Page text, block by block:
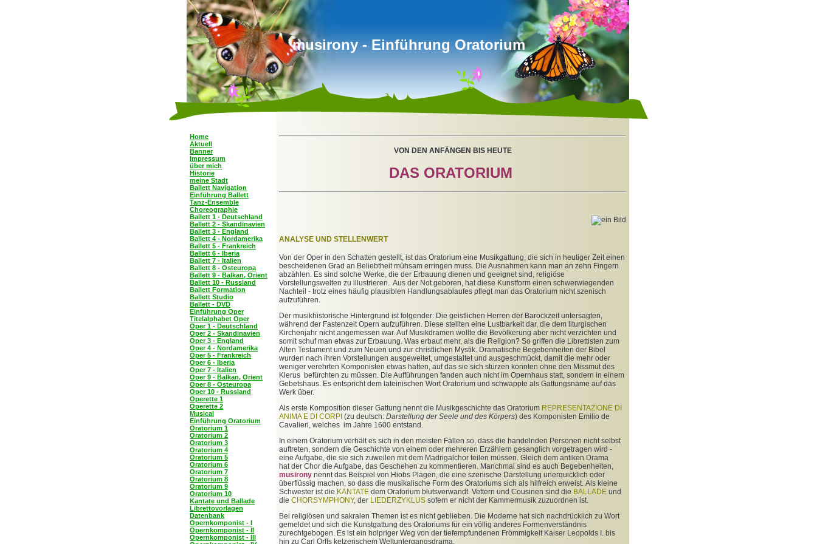
musirony - Einführung Oratorium
Home
Aktuell
Banner
Impressum
über mich
Historie
meine Stadt
Ballett Navigation
Einführung Ballett
Tanz-Ensemble
Choreographie
Ballett 1 - Deutschland
Ballett 2 - Skandinavien
Ballett 3 - England
Ballett 4 - Nordamerika
Ballett 5 - Frankreich
Ballett 6 - Iberia
Ballett 7 - Italien
Ballett 8 - Osteuropa
Ballett 9 - Balkan, Orient
Ballett 10 - Russland
Ballett Formation
Ballett Studio
Ballett - DVD
Einführung Oper
Titelalphabet Oper
Oper 1 - Deutschland
Oper 2 - Skandinavien
Oper 3 - England
Oper 4 - Nordamerika
Oper 5 - Frankreich
Oper 6 - Iberia
Oper 7 - Italien
Oper 9 - Balkan, Orient
Oper 8 - Osteuropa
Oper 10 - Russland
Operette 1
Operette 2
Musical
Einführung Oratorium
Oratorium 1
Oratorium 2
Oratorium 3
Oratorium 4
Oratorium 5
Oratorium 6
Oratorium 7
Oratorium 8
Oratorium 9
Oratorium 10
Kantate und Ballade
Librettovorlagen
Datenbank
Opernkomponist - I
Opernkomponist - II
Opernkomponist - III
VON DEN ANFÄNGEN BIS HEUTE
DAS ORATORIUM
ANALYSE UND STELLENWERT
Von der Oper in den Schatten gestellt, ist das Oratorium eine Musikgattung, die sich in heutiger Zeit einen
bescheidenen Grad an Beliebtheit mühsam erringen muss. Die Ausnahmen kann man an zehn Fingern
abzählen. Es sind solche Werke, die der Erbauung dienen und geeignet sind, religiöse
Vorstellungswelten zu illustrieren. Aus der Not geboren, hat diese Kunstform einen schwerwiegenden
Nachteil - trotz eines häufig plausiblen Handlungsablaufes pflegt man das Oratorium nicht szenisch
aufzuführen.
Der musikhistorische Hintergrund ist folgender: Die geistlichen Herren der Barockzeit untersagten,
während der Fastenzeit Opern aufzuführen. Diese stellten eine Lustbarkeit dar, die dem liturgischen
Kirchenjahr nicht angemessen war. Auf Musikdramen wollte die Bevölkerung aber nicht verzichten und
somit schuf man etwas zur Erbauung. Was erbaut mehr, als die Religion? So griffen die Librettisten zum
Alten Testament und zum Neuen und zur christlichen Mystik. Dramatische Begebenheiten der Bibel
wurden nach ihren Vorstellungen ausgeweitet, umgestaltet und ausgeschmückt, damit die mehr oder
weniger verehrten Komponisten etwas hatten, auf das sie sich stürzen konnten ohne den Missmut des
Klerus befürchten zu müssen. Die Aufführungen fanden auch nicht im Opernhaus statt, sondern in einem
Gebetshaus. Es entspricht dem lateinischen Wort Oratorium und schwappte als Gattungsname auf das
Werk über.
Als erste Komposition dieser Gattung nennt die Musikgeschichte das Oratorium REPRESENTAZIONE DI
ANIMA E DI CORPI (zu deutsch: Darstellung der Seele und des Körpers) des Komponisten Emilio de
Cavalieri, welches im Jahre 1600 entstand.
In einem Oratorium verhält es sich in den meisten Fällen so, dass die handelnden Personen nicht selbst
auftreten, sondern die Geschichte von einem oder mehreren Erzählern gesanglich vorgetragen wird -
eine Aufgabe, die sie sich zuweilen mit dem Madrigalchor teilen müssen. Gleich dem antiken Drama
hat der Chor die Aufgabe, das Geschehen zu kommentieren. Manchmal sind es auch Begebenheiten,
musirony nennt das Beispiel von Hiobs Plagen, die eine szenische Darstellung unerquicklich oder
überflüssig machen, so dass die musikalische Form des Oratoriums sich als hilfreich erweist. Als kleine
Schwester ist die KANTATE dem Oratorium blutsverwandt. Vettern und Cousinen sind die BALLADE und
die CHORSYMPHONY, der LIEDERZYKLUS sofern er nicht der Kammermusik zuzuordnen ist.
Bei religiösen und sakralen Themen ist es nicht geblieben. Die Moderne hat sich nachdrücklich zu Wort
gemeldet und sich die Kunstgattung des Oratoriums für ein völlig anderes Formenverständnis
zurechtgebogen. Es ist ein holpriger Weg von der tiefempfundenen Frömmigkeit Kaiser Leopolds I. bis
hin zu Carl Orffs ketzerischem Weltuntergangsdrama.